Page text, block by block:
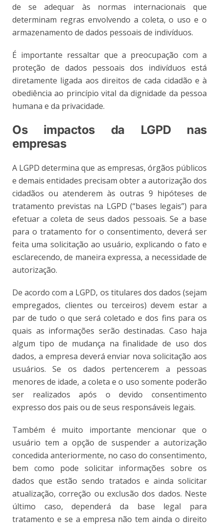
de se adequar às normas internacionais que
determinam regras envolvendo a coleta, o uso e o
armazenamento de dados pessoais de indivíduos.
É importante ressaltar que a preocupação com a
proteção de dados pessoais dos indivíduos está
diretamente ligada aos direitos de cada cidadão e à
obediência ao princípio vital da dignidade da pessoa
humana e da privacidade.
Os impactos da LGPD nas
empresas
A LGPD determina que as empresas, órgãos públicos
e demais entidades precisam obter a autorização dos
cidadãos ou atenderem às outras 9 hipóteses de
tratamento previstas na LGPD (“bases legais”) para
efetuar a coleta de seus dados pessoais. Se a base
para o tratamento for o consentimento, deverá ser
feita uma solicitação ao usuário, explicando o fato e
esclarecendo, de maneira expressa, a necessidade de
autorização.
De acordo com a LGPD, os titulares dos dados (sejam
empregados, clientes ou terceiros) devem estar a
par de tudo o que será coletado e dos fins para os
quais as informações serão destinadas. Caso haja
algum tipo de mudança na finalidade de uso dos
dados, a empresa deverá enviar nova solicitação aos
usuários. Se os dados pertencerem a pessoas
menores de idade, a coleta e o uso somente poderão
ser realizados após o devido consentimento
expresso dos pais ou de seus responsáveis legais.
Também é muito importante mencionar que o
usuário tem a opção de suspender a autorização
concedida anteriormente, no caso do consentimento,
bem como pode solicitar informações sobre os
dados que estão sendo tratados e ainda solicitar
atualização, correção ou exclusão dos dados. Neste
último caso, dependerá da base legal para
tratamento e se a empresa não tem ainda o direito